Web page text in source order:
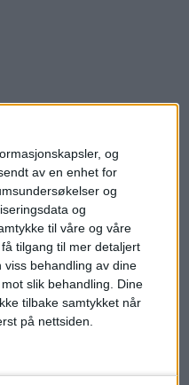
og
av en enhet for
og
og
til våre og våre
tilgang til mer detaljert
behandling av dine
slik behandling. Dine
tilbake samtykket når
på nettsiden.